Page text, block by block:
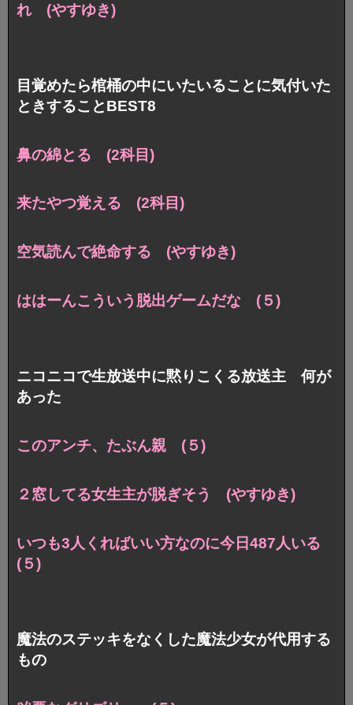
れ (やすゆき)
目覚めたら棺桶の中にいたいることに気付いた
ときすることBEST8
鼻の綿とる (2科目)
来たやつ覚える (2科目)
空気読んで絶命する (やすゆき)
ははーんこういう脱出ゲームだな (５)
ニコニコで生放送中に黙りこくる放送主 何が
あった
このアンチ、たぶん親 (５)
２窓してる女生主が脱ぎそう (やすゆき)
いつも3人くればいい方なのに今日487人いる
(５)
魔法のステッキをなくした魔法少女が代用する
もの